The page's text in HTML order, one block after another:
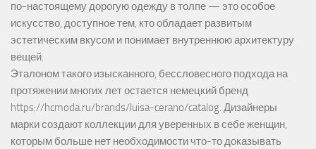
по-настоящему дорогую одежду в толпе — это особое
искусство, доступное тем, кто обладает развитым
эстетическим вкусом и понимает внутреннюю архитектуру
вещей.
Эталоном такого изысканного, бессловесного подхода на
протяжении многих лет остается немецкий бренд
https://hcmoda.ru/brands/luisa-cerano/catalog. Дизайнеры
марки создают коллекции для уверенных в себе женщин,
которым больше нет необходимости что-то доказывать